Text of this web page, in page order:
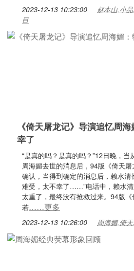
2023-12-13 10:23:00
赵本山,小
目
《倚天屠龙记》导演追忆周
幸了
“是真的吗？是真的吗？”12日晚，
周海媚去世的消息后，94版《倚天
确认，当得到确定的消息后，赖水清
难受，太不幸了……”电话中，赖水
太重了，最终没有抢救过来。94版
若……更多
2023-12-13 10:26:00 周海媚,倚